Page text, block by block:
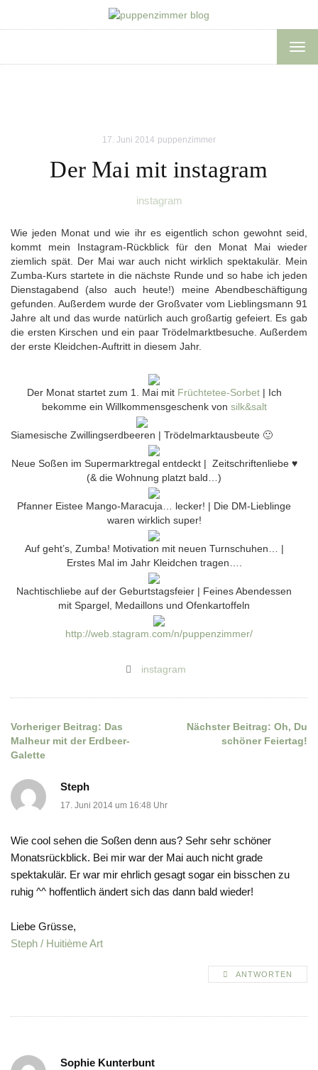
17. Juni 2014 puppenzimmer
Der Mai mit instagram
instagram
Wie jeden Monat und wie ihr es eigentlich schon gewohnt seid,
kommt mein Instagram-Rückblick für den Monat Mai wieder
ziemlich spät. Der Mai war auch nicht wirklich spektakulär. Mein
Zumba-Kurs startete in die nächste Runde und so habe ich jeden
Dienstagabend (also auch heute!) meine Abendbeschäftigung
gefunden. Außerdem wurde der Großvater vom Lieblingsmann 91
Jahre alt und das wurde natürlich auch großartig gefeiert. Es gab
die ersten Kirschen und ein paar Trödelmarktbesuche. Außerdem
der erste Kleidchen-Auftritt in diesem Jahr.
Der Monat startet zum 1. Mai mit Früchtetee-Sorbet| Ich
bekomme ein Willkommensgeschenk von silk&salt
Siamesische Zwillingserdbeeren | Trödelmarktausbeute 🙂
Neue Soßen im Supermarktregal entdeckt | Zeitschriftenliebe ♥
(& die Wohnung platzt bald…)
Pfanner Eistee Mango-Maracuja… lecker! | Die DM-Lieblinge
waren wirklich super!
Auf geht’s, Zumba! Motivation mit neuen Turnschuhen… |
Erstes Mal im Jahr Kleidchen tragen….
Nachtischliebe auf der Geburtstagsfeier | Feines Abendessen
mit Spargel, Medaillons und Ofenkartoffeln
http://web.stagram.com/n/puppenzimmer/
instagram
Beitragsnavigation
Vorheriger Beitrag: Das
Malheur mit der Erdbeer-
Galette
Nächster Beitrag: Oh, Du
schöner Feiertag!
Steph
17. Juni 2014 um 16:48 Uhr
Wie cool sehen die Soßen denn aus? Sehr sehr schöner
Monatsrückblick. Bei mir war der Mai auch nicht grade
spektakulär. Er war mir ehrlich gesagt sogar ein bisschen zu
ruhig ^^ hoffentlich ändert sich das dann bald wieder!
Liebe Grüsse,
Steph / Huitième Art
ANTWORTEN
Sophie Kunterbunt